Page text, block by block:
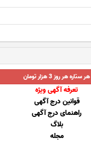
هر ستاره هر روز 3 هزار تومان
تعرفه آگهی ویژه
قوانین درج آگهی
راهنمای درج آگهی
بلاگ
مجله